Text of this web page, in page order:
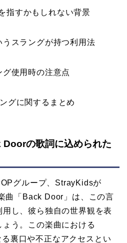
指すかもしれない背景
スラングが持つ利用法
使用時の注意点
グに関するまとめ
の歌詞に込められた
グループ、StrayKidsが
曲「Back Door」は、この言
し、彼ら独自の世界観を表
う。この楽曲における
裏口や不正なアクセスとい